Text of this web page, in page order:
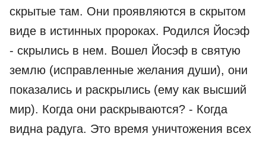
скрытые там. Они проявляются в скрытом
виде в истинных пророках. Родился Йосэф
- скрылись в нем. Вошел Йосэф в святую
землю (исправленные желания души), они
показались и раскрылись (ему как высший
мир). Когда они раскрываются? - Когда
видна радуга. Это время уничтожения всех